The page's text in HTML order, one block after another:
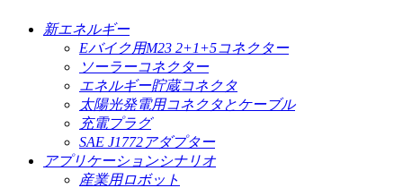
新エネルギー
Eバイク用M23 2+1+5コネクター
ソーラーコネクター
エネルギー貯蔵コネクタ
太陽光発電用コネクタとケーブル
充電プラグ
SAE J1772アダプター
アプリケーションシナリオ
産業用ロボット